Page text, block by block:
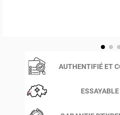
AUTHENTIFIÉ ET